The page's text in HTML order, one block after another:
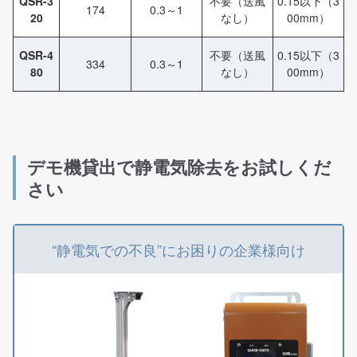
20
174 0.3～1
なし）
00mm）
QSR-4
80
334 0.3～1
不要（送風
なし）
0.15以下（3
00mm）
デモ機貸出で静電気除去をお試しくだ
さい
“静電気での不良”にお困りの企業様向け